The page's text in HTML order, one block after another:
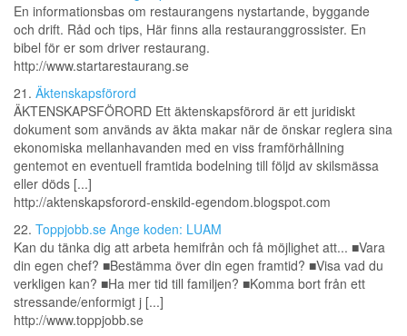
En informationsbas om restaurangens nystartande, byggande
och drift. Råd och tips, Här finns alla restauranggrossister. En
bibel för er som driver restaurang.
http://www.startarestaurang.se
21. Äktenskapsförord
ÄKTENSKAPSFÖRORD Ett äktenskapsförord är ett juridiskt
dokument som används av äkta makar när de önskar reglera sina
ekonomiska mellanhavanden med en viss framförhållning
gentemot en eventuell framtida bodelning till följd av skilsmässa
eller döds [...]
http://aktenskapsforord-enskild-egendom.blogspot.com
22. Toppjobb.se Ange koden: LUAM
Kan du tänka dig att arbeta hemifrån och få möjlighet att... ■Vara
din egen chef? ■Bestämma över din egen framtid? ■Visa vad du
verkligen kan? ■Ha mer tid till familjen? ■Komma bort från ett
stressande/enformigt j [...]
http://www.toppjobb.se